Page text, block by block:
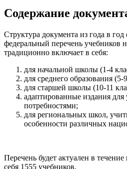
Содержание
Структура документа из года в год
федеральный перечень учебников
традиционно включает в себя:
для начальной школы (1-4
для среднего образования (5-
для старшей школы (10-11
адаптированные издания
потребностями;
для региональных школ,
особенности различных
Перечень будет актуален в
себя 1555 учебников.